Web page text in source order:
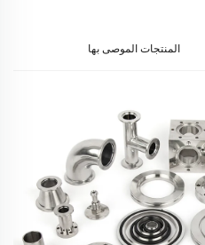
المنتجات الموصى بها